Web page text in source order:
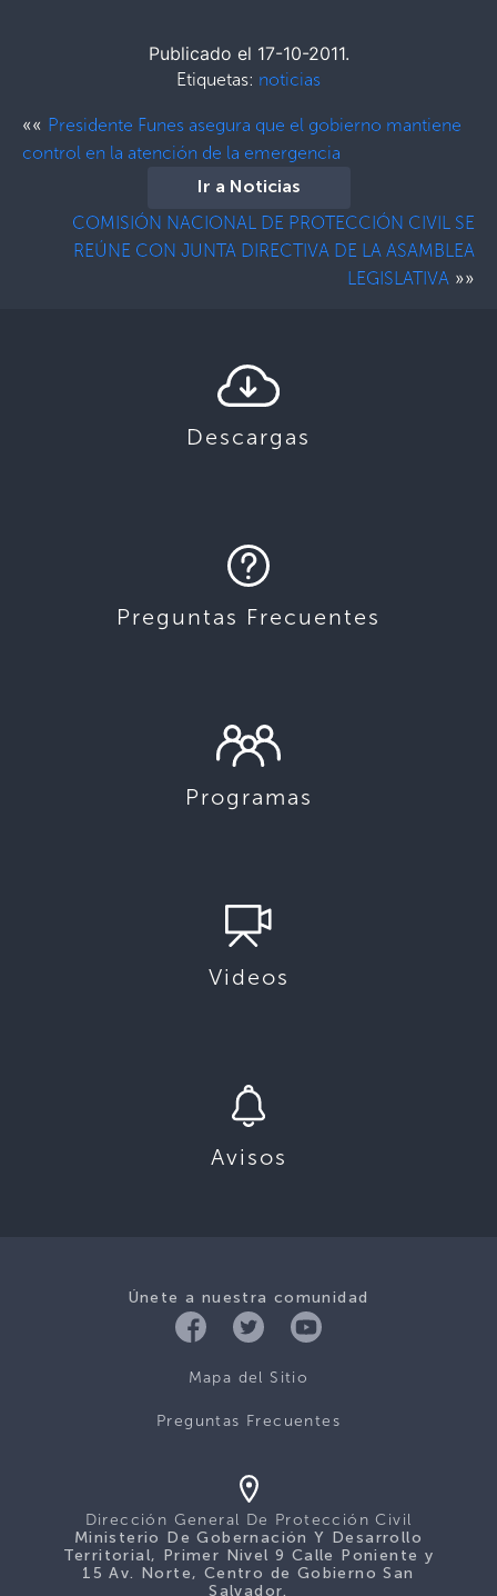
Publicado el 17-10-2011.
Etiquetas: noticias
«« Presidente Funes asegura que el gobierno mantiene
control en la atención de la emergencia
Ir a Noticias
COMISIÓN NACIONAL DE PROTECCIÓN CIVIL SE
REÚNE CON JUNTA DIRECTIVA DE LA ASAMBLEA
LEGISLATIVA »»
Descargas
Preguntas Frecuentes
Programas
Videos
Avisos
Únete a nuestra comunidad
Mapa del Sitio
Preguntas Frecuentes
Dirección General De Protección Civil
Ministerio De Gobernación Y Desarrollo
Territorial, Primer Nivel 9 Calle Poniente y
15 Av. Norte, Centro de Gobierno San
Salvador.